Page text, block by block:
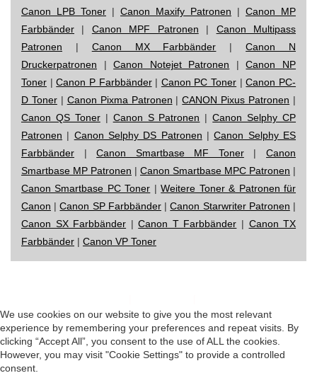
Canon LPB Toner | Canon Maxify Patronen | Canon MP
Farbbänder | Canon MPF Patronen | Canon Multipass
Patronen | Canon MX Farbbänder |Canon N
Druckerpatronen |Canon Notejet Patronen |Canon NP
Toner |Canon P Farbbänder| Canon PC Toner |Canon PC-
D Toner| Canon Pixma Patronen |CANON Pixus Patronen |
Canon QS Toner| Canon S Patronen |Canon Selphy CP
Patronen | Canon Selphy DS Patronen |Canon Selphy ES
Farbbänder |Canon Smartbase MF Toner|Canon
Smartbase MP Patronen | Canon Smartbase MPC Patronen |
Canon Smartbase PC Toner |Weitere Toner & Patronen für
Canon |Canon SP Farbbänder|Canon Starwriter Patronen |
Canon SX Farbbänder |Canon T Farbbänder | Canon TX
Farbbänder | Canon VP Toner
We use cookies on our website to give you the most relevant
experience by remembering your preferences and repeat visits. By
clicking “Accept All”, you consent to the use of ALL the cookies.
However, you may visit "Cookie Settings" to provide a controlled
consent.